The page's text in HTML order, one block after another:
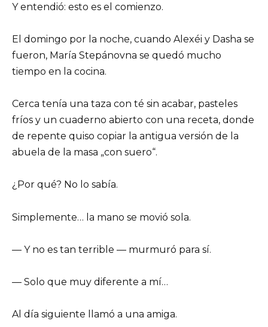
Y entendió: esto es el comienzo.
El domingo por la noche, cuando Alexéi y Dasha se
fueron, María Stepánovna se quedó mucho
tiempo en la cocina.
Cerca tenía una taza con té sin acabar, pasteles
fríos y un cuaderno abierto con una receta, donde
de repente quiso copiar la antigua versión de la
abuela de la masa „con suero“.
¿Por qué? No lo sabía.
Simplemente… la mano se movió sola.
— Y no es tan terrible — murmuró para sí.
— Solo que muy diferente a mí…
Al día siguiente llamó a una amiga.